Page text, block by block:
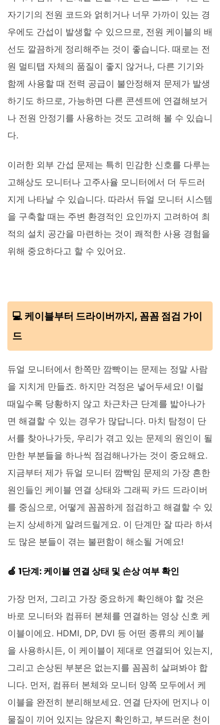
자기기의 전원 코드와 얽히거나 너무 가까이 있는 경
우에도 간섭이 발생할 수 있으므로, 전원 케이블의 배
선도 깔끔하게 정리해주는 것이 좋습니다. 때로는 전
원 멀티탭 자체의 품질이 좋지 않거나, 다른 기기와
함께 사용할 때 전력 공급이 불안정해져 문제가 발생
하기도 하므로, 가능하면 다른 콘센트에 연결해보거
나 전원 안정기를 사용하는 것도 고려해 볼 수 있습니
다.
이러한 외부 간섭 문제는 특히 민감한 신호를 다루는
고해상도 모니터나 고주사율 모니터에서 더 두드러
지게 나타날 수 있습니다. 따라서 듀얼 모니터 시스템
을 구축할 때는 주변 환경적인 요인까지 고려하여 최
적의 설치 공간을 마련하는 것이 쾌적한 사용 경험을
위해 중요하다고 할 수 있어요.
💻 케이블부터 드라이버까지, 꼼꼼 점검 가이
드
듀얼 모니터에서 한쪽만 깜빡이는 문제는 정말 사람
을 지치게 만들죠. 하지만 걱정은 넣어두세요! 이럴
때일수록 당황하지 않고 차근차근 단계를 밟아나가
면 해결할 수 있는 경우가 많답니다. 마치 탐정이 단
서를 찾아나가듯, 우리가 겪고 있는 문제의 원인이 될
만한 부분들을 하나씩 점검해나가는 것이 중요해요.
지금부터 제가 듀얼 모니터 깜빡임 문제의 가장 흔한
원인들인 케이블 연결 상태와 그래픽 카드 드라이버
를 중심으로, 어떻게 꼼꼼하게 점검하고 해결할 수 있
는지 상세하게 알려드릴게요. 이 단계만 잘 따라 하셔
도 많은 분들이 겪는 불편함이 해소될 거예요!
🍏 1단계: 케이블 연결 상태 및 손상 여부 확인
가장 먼저, 그리고 가장 중요하게 확인해야 할 것은
바로 모니터와 컴퓨터 본체를 연결하는 영상 신호 케
이블이에요. HDMI, DP, DVI 등 어떤 종류의 케이블
을 사용하시든, 이 케이블이 제대로 연결되어 있는지,
그리고 손상된 부분은 없는지를 꼼꼼히 살펴봐야 합
니다. 먼저, 컴퓨터 본체와 모니터 양쪽 모두에서 케
이블을 완전히 분리해보세요. 연결 단자에 먼지나 이
물질이 끼어 있지는 않은지 확인하고, 부드러운 천이